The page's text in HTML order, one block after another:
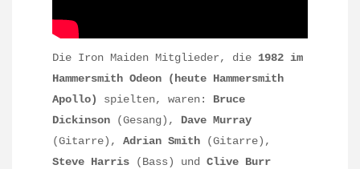
Die Iron Maiden Mitglieder, die 1982 im
Hammersmith Odeon (heute Hammersmith
Apollo)
spielten, waren: Bruce
Dickinson (Gesang), Dave Murray
(Gitarre), Adrian Smith (Gitarre),
Steve Harris (Bass) und Clive Burr